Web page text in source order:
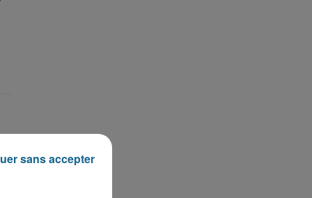
sans accepter